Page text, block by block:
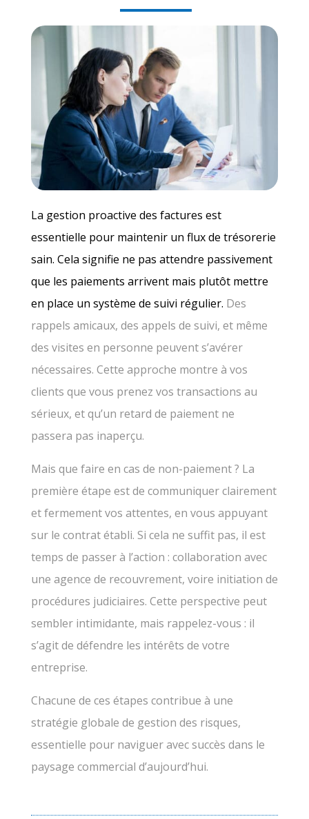
La gestion proactive des factures est
essentielle pour maintenir un flux de trésorerie
sain. Cela signifie ne pas attendre passivement
que les paiements arrivent mais plutôt mettre
en place un système de suivi régulier. Des
rappels amicaux, des appels de suivi, et même
des visites en personne peuvent s’avérer
nécessaires. Cette approche montre à vos
clients que vous prenez vos transactions au
sérieux, et qu’un retard de paiement ne
passera pas inaperçu.
Mais que faire en cas de non-paiement ? La
première étape est de communiquer clairement
et fermement vos attentes, en vous appuyant
sur le contrat établi. Si cela ne suffit pas, il est
temps de passer à l’action : collaboration avec
une agence de recouvrement, voire initiation de
procédures judiciaires. Cette perspective peut
sembler intimidante, mais rappelez-vous : il
s’agit de défendre les intérêts de votre
entreprise.
Chacune de ces étapes contribue à une
stratégie globale de gestion des risques,
essentielle pour naviguer avec succès dans le
paysage commercial d’aujourd’hui.